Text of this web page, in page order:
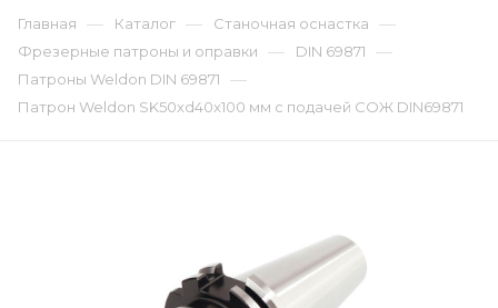
Главная — Каталог — Станочная оснастка —
Фрезерные патроны и оправки — DIN 69871 —
Патроны Weldon DIN 69871 —
Патрон Weldon SK50xd40x100 мм с подачей СОЖ DIN69871